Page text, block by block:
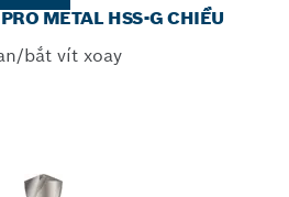
METAL HSS-G CHIỀU
bắt vít xoay